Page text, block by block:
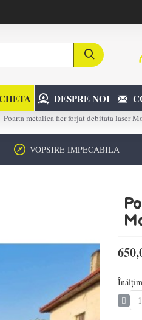
DESPRE NOI
Poarta metalica fier forjat debitata laser
VOPSIRE IMPECABILA